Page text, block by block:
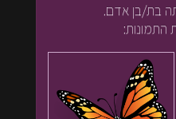
בת/בן אדם.
התמונות: